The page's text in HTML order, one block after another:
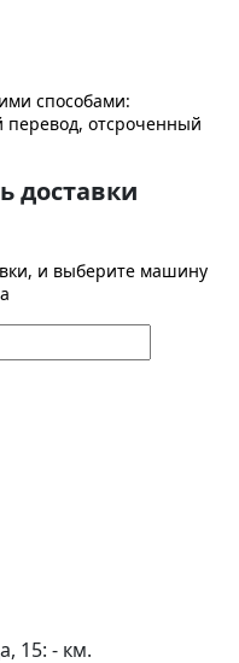
способами:
отсроченный
доставки
и выберите машину
15: - км.